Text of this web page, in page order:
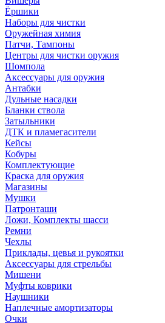
Ёршики
Наборы для чистки
Оружейная химия
Патчи, Тампоны
Центры для чистки оружия
Шомпола
Аксессуары для оружия
Антабки
Дульные насадки
Бланки ствола
Затыльники
ДТК и пламегасители
Кейсы
Кобуры
Комплектующие
Краска для оружия
Магазины
Мушки
Патронташи
Ложи, Комплекты шасси
Ремни
Чехлы
Приклады, цевья и рукоятки
Аксессуары для стрельбы
Мишени
Муфты коврики
Наушники
Наплечные амортизаторы
Очки